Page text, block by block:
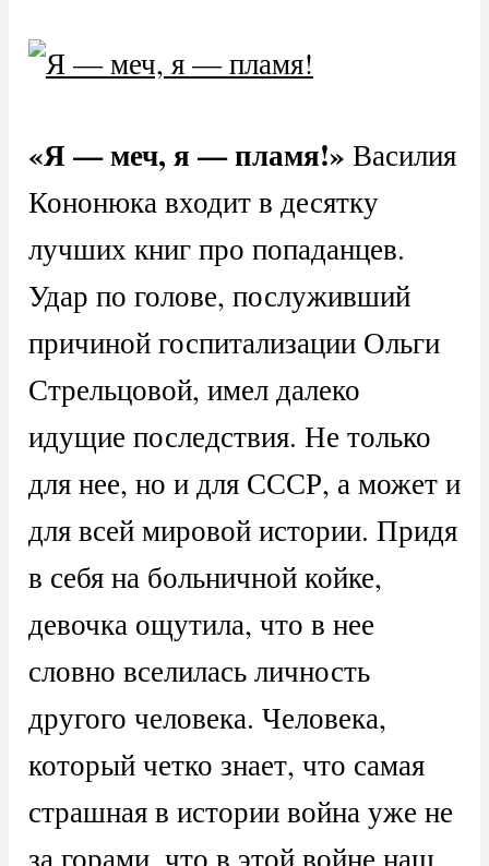
«Я — меч, я — пламя!» Василия
Кононюка входит в десятку
лучших книг про попаданцев.
Удар по голове, послуживший
причиной госпитализации Ольги
Стрельцовой, имел далеко
идущие последствия. Не только
для нее, но и для СССР, а может и
для всей мировой истории. Придя
в себя на больничной койке,
девочка ощутила, что в нее
словно вселилась личность
другого человека. Человека,
который четко знает, что самая
страшная в истории война уже не
за горами, что в этой войне наш